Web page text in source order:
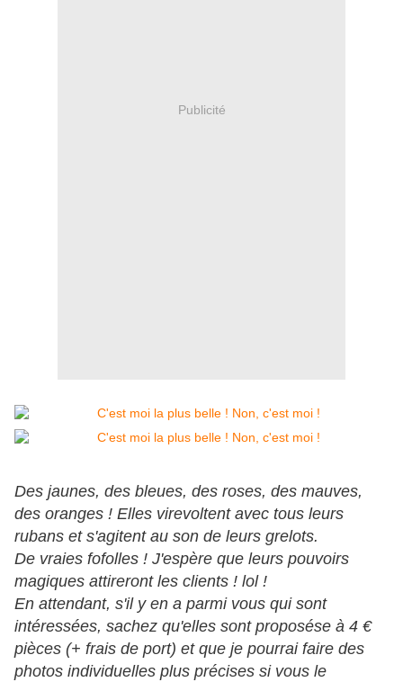
Publicité
Des jaunes, des bleues, des roses, des mauves,
des oranges ! Elles virevoltent avec tous leurs
rubans et s'agitent au son de leurs grelots.
De vraies fofolles ! J'espère que leurs pouvoirs
magiques attireront les clients ! lol !
En attendant, s'il y en a parmi vous qui sont
intéressées, sachez qu'elles sont proposése à 4 €
pièces (+ frais de port) et que je pourrai faire des
photos individuelles plus précises si vous le